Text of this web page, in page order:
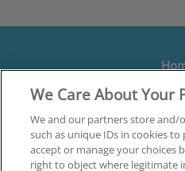
We Care About Your
We and our partners store and/
such as unique IDs in cookies
accept or manage your choices
right to object where legitimate